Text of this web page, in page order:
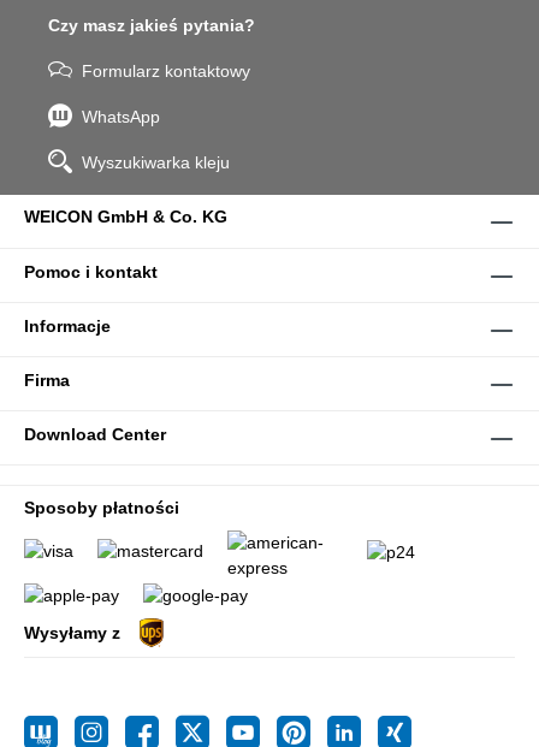
Czy masz jakieś pytania?
Formularz kontaktowy
WhatsApp
Wyszukiwarka kleju
WEICON GmbH & Co. KG
Pomoc i kontakt
Informacje
Firma
Download Center
Sposoby płatności
Wysyłamy z